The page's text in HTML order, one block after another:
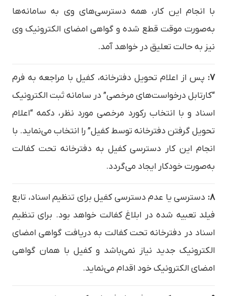
با انجام این کار، همه دسترسی‌های وی به سامانه‌ها
به‌صورت موقت قطع شده و گواهی امضای الکترونیک وی
نیز به حالت تعلیق در خواهد آمد.
۷: پس از اعلام تحویل دفترخانه، کفیل با مراجعه به فرم
“کارتابل درخواست‌های مرخصی” در سامانه ثبت الکترونیک
اسناد و با انتخاب رکورد مرخصی مورد نظر، دکمه “اعلام
تحویل گرفتن دفترخانه توسط کفیل” را انتخاب می‌نماید. با
انجام این کار دسترسی کفیل به دفترخانه تحت کفالت
به‌صورت خودکار ایجاد می‌گردد.
۸: دسترسی یا عدم دسترسی کفیل برای تنظیم اسناد، تابع
فیلد تعبیه شده در ابلاغ کفالت خواهد بود. برای تنظیم
اسناد در دفترخانه تحت کفالت به دریافت گواهی امضای
الکترونیک جدید نیاز نمی‌باشد و کفیل با همان گواهی
امضای الکترونیک خود اقدام می‌نماید.